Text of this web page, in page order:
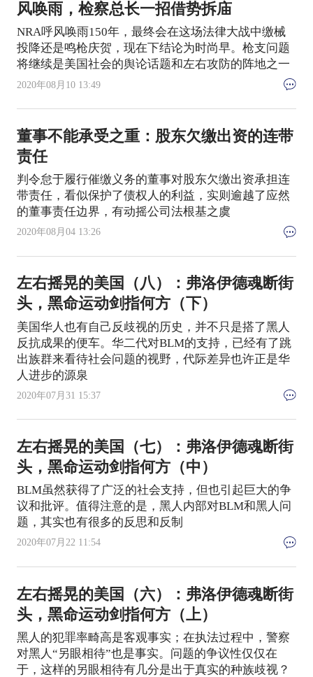
风唤雨，检察总长一招借势拆庙
NRA呼风唤雨150年，最终会在这场法律大战中缴械
投降还是鸣枪庆贺，现在下结论为时尚早。枪支问题
将继续是美国社会的舆论话题和左右攻防的阵地之一
2020年08月10 13:49
董事不能承受之重：股东欠缴出资的连带
责任
判令怠于履行催缴义务的董事对股东欠缴出资承担连
带责任，看似保护了债权人的利益，实则逾越了应然
的董事责任边界，有动摇公司法根基之虞
2020年08月04 13:26
左右摇晃的美国（八）：弗洛伊德魂断街
头，黑命运动剑指何方（下）
美国华人也有自己反歧视的历史，并不只是搭了黑人
反抗成果的便车。华二代对BLM的支持，已经有了跳
出族群来看待社会问题的视野，代际差异也许正是华
人进步的源泉
2020年07月31 15:37
左右摇晃的美国（七）：弗洛伊德魂断街
头，黑命运动剑指何方（中）
BLM虽然获得了广泛的社会支持，但也引起巨大的争
议和批评。值得注意的是，黑人内部对BLM和黑人问
题，其实也有很多的反思和反制
2020年07月22 11:54
左右摇晃的美国（六）：弗洛伊德魂断街
头，黑命运动剑指何方（上）
黑人的犯罪率畸高是客观事实；在执法过程中，警察
对黑人“另眼相待”也是事实。问题的争议性仅仅在
于，这样的另眼相待有几分是出于真实的种族歧视？